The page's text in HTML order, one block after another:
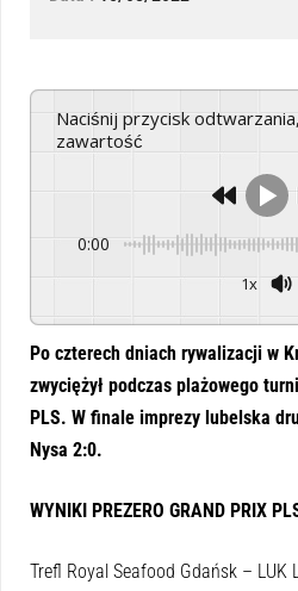
Naciśnij przycisk odtwarzania, aby odsłuchać tę
zawartość
0:00
1x
Po czterech dniach rywalizacji w
zwyciężył podczas plażowego
PLS. W finale imprezy lubelska
Nysa 2:0.
WYNIKI PREZERO GRAND PRIX
Trefl Royal Seafood Gdańsk – LUK